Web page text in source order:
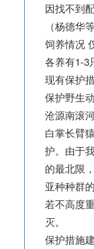
因找不到
（杨德华
饲养情况
各养有1-3
现有保护
保护野生
沧源南滚
白掌长臂
护。由于
的最北限
亚种种群
若不高度
灭。
保护措施